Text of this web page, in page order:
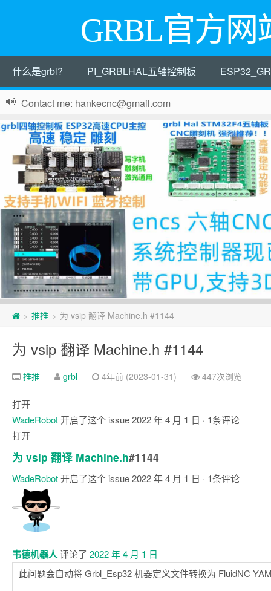
GRBL官方网
什么是grbl? PI_GRBLHAL五轴控制板
Contact me: hankecnc@gmail.com
> 推推 > 为 vsip 翻译 Machine.h #1144
为 vsip 翻译 Machine.h #1144
推推 grbl 4年前 (2023-01-31) 447次浏览
打开
WadeRobot开启了这个 issue2022 年 4 月 1 日 · 1条评论
打开
为 vsip 翻译 Machine.h#1144
WadeRobot开启了这个 issue2022 年 4 月 1 日 · 1条评论
注
韦德机器人评论了 2022 年 4 月 1 日
此问题会自动将 Grbl_Esp32 机器定义文件转换为 FluidNC